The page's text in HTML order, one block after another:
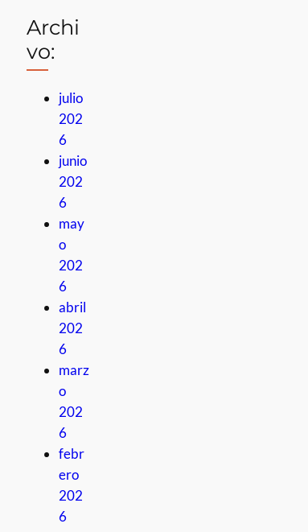
Archi
vo:
julio
202
6
junio
202
6
may
o
202
6
abril
202
6
marz
o
202
6
febr
ero
202
6